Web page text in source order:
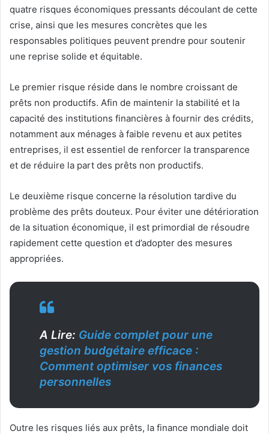
quatre risques économiques pressants découlant de cette
crise, ainsi que les mesures concrètes que les
responsables politiques peuvent prendre pour soutenir
une reprise solide et équitable.
Le premier risque réside dans le nombre croissant de
prêts non productifs. Afin de maintenir la stabilité et la
capacité des institutions financières à fournir des crédits,
notamment aux ménages à faible revenu et aux petites
entreprises, il est essentiel de renforcer la transparence
et de réduire la part des prêts non productifs.
Le deuxième risque concerne la résolution tardive du
problème des prêts douteux. Pour éviter une détérioration
de la situation économique, il est primordial de résoudre
rapidement cette question et d’adopter des mesures
appropriées.
A Lire: Guide complet pour une
gestion budgétaire efficace :
Comment optimiser vos finances
personnelles
Outre les risques liés aux prêts, la finance mondiale doit